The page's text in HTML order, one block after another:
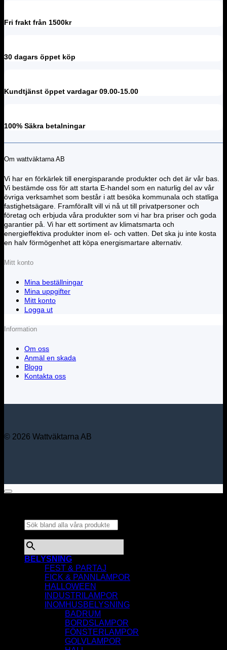
Fri frakt från 1500kr
30 dagars öppet köp
Kundtjänst öppet vardagar 09.00-15.00
100% Säkra betalningar
Om wattväktarna AB
Vi har en förkärlek till energisparande produkter och det är vår bas.
Vi bestämde oss för att starta E-handel som en naturlig del av vår
övriga verksamhet som består i att besöka kommunala och statliga
fastighetsägare. Framförallt vill vi nå ut till privatpersoner och
företag och erbjuda våra produkter som vi har bra priser och goda
garantier på. Vi har ett sortiment av klimatsmarta och
energieffektiva produkter inom el- och vatten. Det ska ju inte kosta
en halv förmögenhet att köpa energismartare alternativ.
Mitt konto
Mina beställningar
Mina uppgifter
Mitt konto
Logga ut
Information
Om oss
Anmäl en skada
Blogg
Kontakta oss
© 2026 Wattväktarna AB
BELYSNING
FEST & PARTAJ
FICK & PANNLAMPOR
HALLOWEEN
INDUSTRILAMPOR
INOMHUSBELYSNING
BADRUM
BORDSLAMPOR
FÖNSTERLAMPOR
GOLVLAMPOR